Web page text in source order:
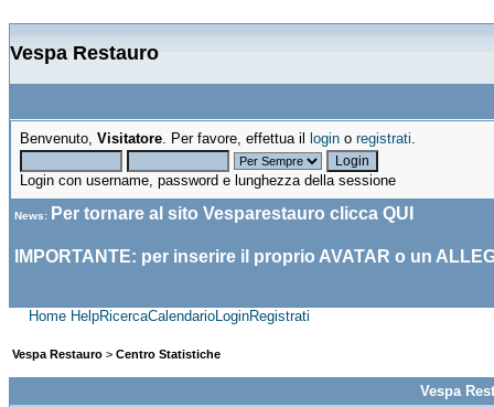
Vespa Restauro
Benvenuto, Visitatore. Per favore, effettua il login o registrati.
Login con username, password e lunghezza della sessione
News: Per tornare al sito Vesparestauro clicca QUI
IMPORTANTE: per inserire il proprio AVATAR o un
Home HelpRicercaCalendarioLoginRegistrati
Vespa Restauro > Centro Statistiche
Vespa